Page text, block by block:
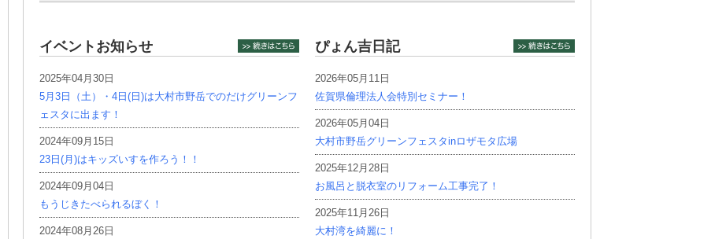
イベントお知らせ
2025年04月30日
5月3日（土）・4日(日)は大村市野岳でのだけグリーンフ
ェスタに出ます！
2024年09月15日
23日(月)はキッズいすを作ろう！！
2024年09月04日
もうじきたべられるぼく！
2024年08月26日
ぴょん吉日記
2026年05月11日
佐賀県倫理法人会特別セミナー！
2026年05月04日
大村市野岳グリーンフェスタinロザモタ広場
2025年12月28日
お風呂と脱衣室のリフォーム工事完了！
2025年11月26日
大村湾を綺麗に！